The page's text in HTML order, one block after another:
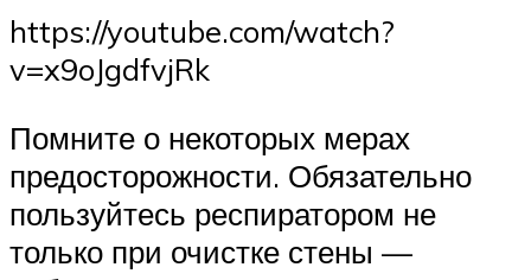
https://youtube.com/watch?
v=x9oJgdfvjRk
Помните о некоторых мерах
предосторожности. Обязательно
пользуйтесь респиратором не
только при очистке стены —